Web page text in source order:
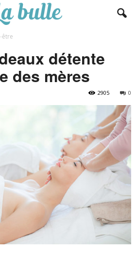
être
détente
des mères
0
2905